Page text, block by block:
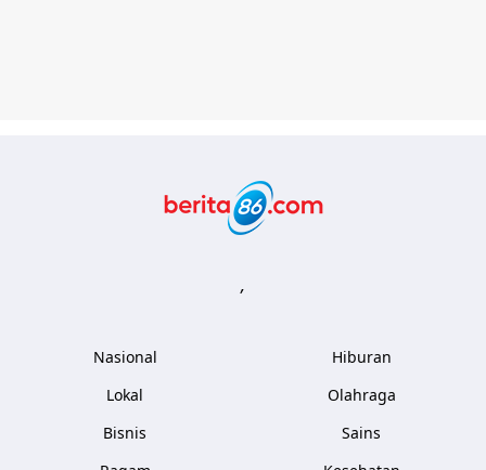
,
Nasional
Lokal
Bisnis
Hiburan
Olahraga
Sains